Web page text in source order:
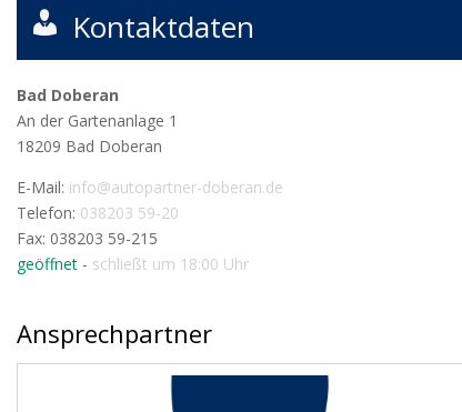
Kontaktdaten
Bad Doberan
An der Gartenanlage 1
18209 Bad Doberan
E-Mail: info@autopartner-doberan.de
Telefon: 038203 59-20
Fax: 038203 59-215
geöffnet - schließt um 18:00 Uhr
Ansprechpartner